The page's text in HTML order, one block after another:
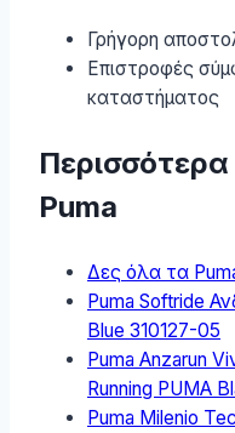
Γρήγορη
Επιστροφές
καταστήματος
Puma
Δες όλα τα
Puma Softride
Blue 310127-05
Puma Anzarun
Running PUMA
Puma Milenio